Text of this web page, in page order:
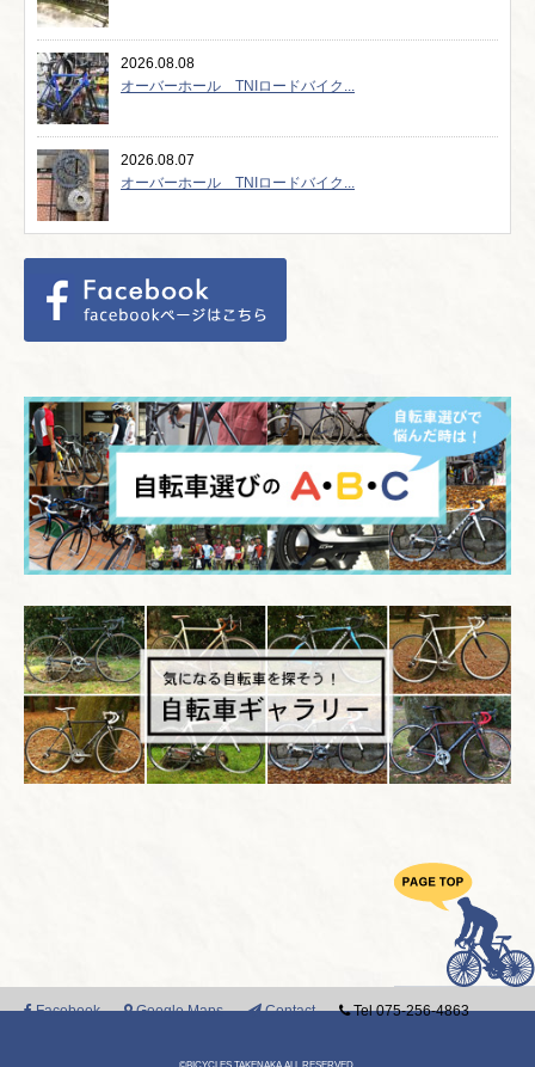
2026.08.08
オーバーホール TNIロードバイク...
2026.08.07
オーバーホール TNIロードバイク...
Facebook Google Maps Contact Tel 075-256-4863